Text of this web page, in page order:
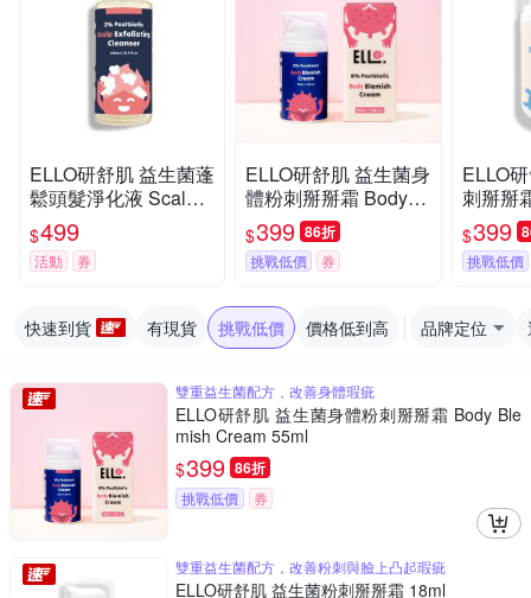
ELLO研舒肌 益生菌蓬
鬆頭髮淨化液 Scalp E
xfoliating Cleanser 25
0ml
$499
活動 券
ELLO研舒肌 益生菌身
體粉刺掰掰霜 Body Bl
emish Cream 55ml
$399 86折
挑戰低價 券
ELLO
刺掰掰
$399
挑戰低價
快速到貨 有現貨 挑戰低價 價格低到高 品牌定位
雙重益生菌配方，改善身體瑕疵
ELLO研舒肌 益生菌身體粉刺掰掰霜 Body Ble
mish Cream 55ml
$399 86折
挑戰低價 券
雙重益生菌配方，改善粉刺與臉上凸起瑕疵
ELLO研舒肌 益生菌粉刺掰掰霜 18ml